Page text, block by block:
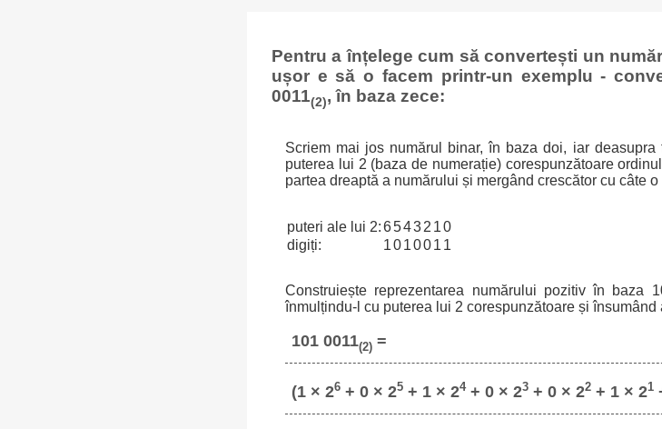
Pentru a înțelege cum să convertești un
ușor e să o facem printr-un exemplu -
0011(2), în baza zece:
Scriem mai jos numărul binar, în baza doi, iar
puterea lui 2 (baza de numerație) corespunzătoare
partea dreaptă a numărului și mergând crescător cu câte
puteri ale lui 2:65432 10
digiți:
101001 1
Construiește reprezentarea numărului pozitiv în baza
înmulțindu-l cu puterea lui 2 corespunzătoare și însumând
101 0011(2) =
(1 × 26 + 0 × 25 + 1 × 24+ 0 × 23 + 0 × 22 + 1 × 21